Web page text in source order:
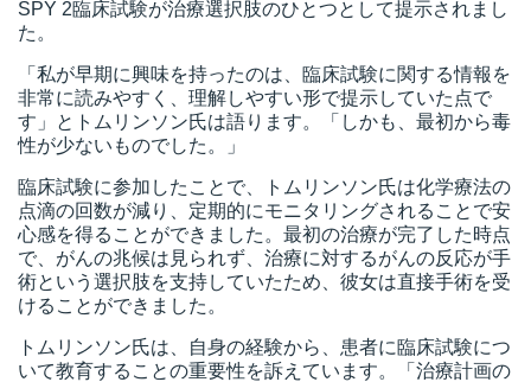
SPY 2臨床試験が治療選択肢のひとつとして提示されまし
た。
「私が早期に興味を持ったのは、臨床試験に関する情報を
非常に読みやすく、理解しやすい形で提示していた点で
す」とトムリンソン氏は語ります。「しかも、最初から毒
性が少ないものでした。」
臨床試験に参加したことで、トムリンソン氏は化学療法の
点滴の回数が減り、定期的にモニタリングされることで安
心感を得ることができました。最初の治療が完了した時点
で、がんの兆候は見られず、治療に対するがんの反応が手
術という選択肢を支持していたため、彼女は直接手術を受
けることができました。
トムリンソン氏は、自身の経験から、患者に臨床試験につ
いて教育することの重要性を訴えています。「治療計画の